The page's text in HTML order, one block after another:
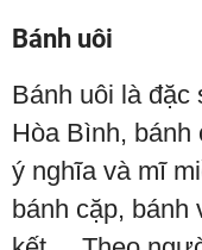
Bánh uôi
Bánh uôi là
Hòa Bình, bánh
ý nghĩa và mĩ
bánh cặp, bánh